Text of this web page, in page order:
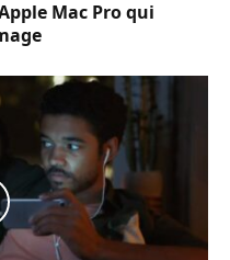
Mac Pro qui